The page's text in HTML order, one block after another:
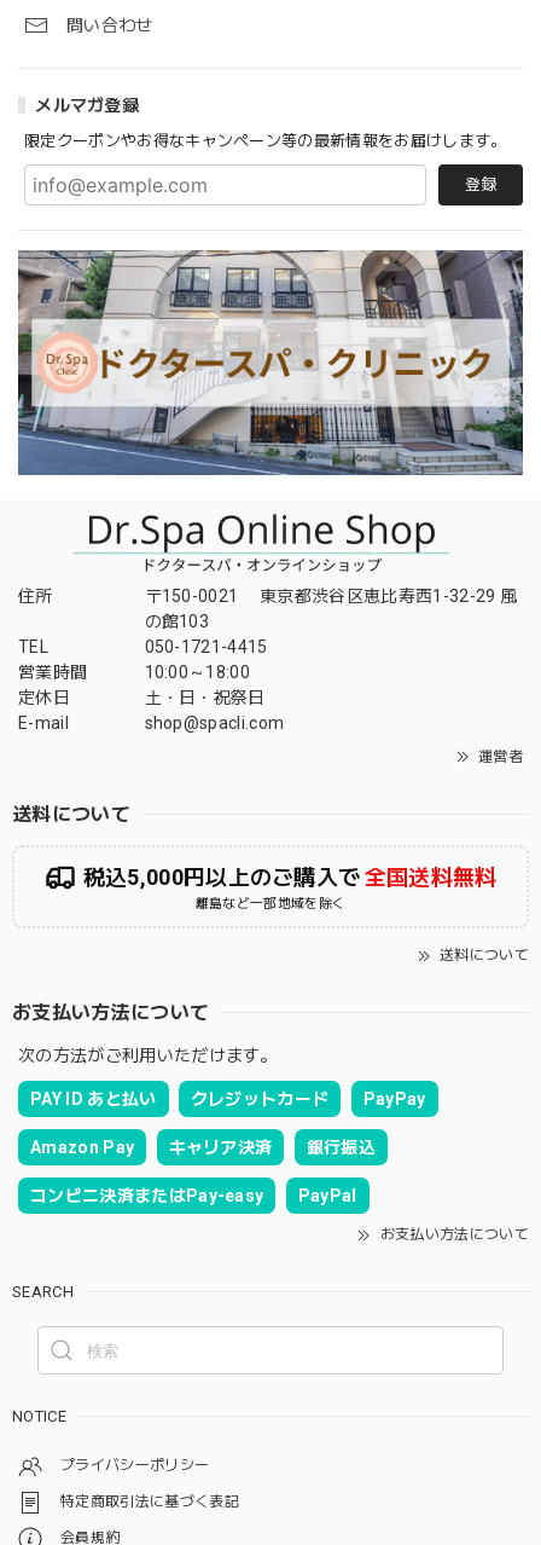
問い合わせ
メルマガ登録
限定クーポンやお得なキャンペーン等の最新情報をお届けします。
登録
住所
〒150-0021 東京都渋谷区恵比寿西1-32-29 風
の館103
TEL
050-1721-4415
営業時間
10:00～18:00
定休日
土・日・祝祭日
E-mail
shop@spacli.com
運営者
送料について
税込5,000円以上のご購入で全国送料無料
離島など一部地域を除く
送料について
お支払い方法について
次の方法がご利用いただけます。
PAY ID あと払い クレジットカード PayPay
Amazon Pay キャリア決済 銀行振込
コンビニ決済またはPay-easy PayPal
お支払い方法について
SEARCH
NOTICE
プライバシーポリシー
特定商取引法に基づく表記
会員規約